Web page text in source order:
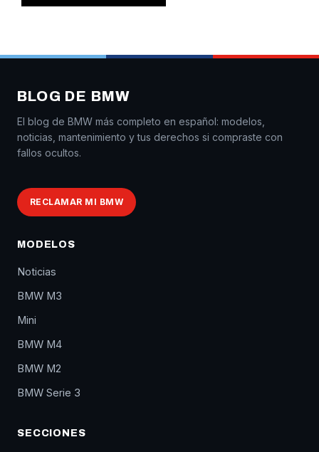
BLOG DE BMW
El blog de BMW más completo en español: modelos,
noticias, mantenimiento y tus derechos si compraste con
fallos ocultos.
RECLAMAR MI BMW
MODELOS
Noticias
BMW M3
Mini
BMW M4
BMW M2
BMW Serie 3
SECCIONES